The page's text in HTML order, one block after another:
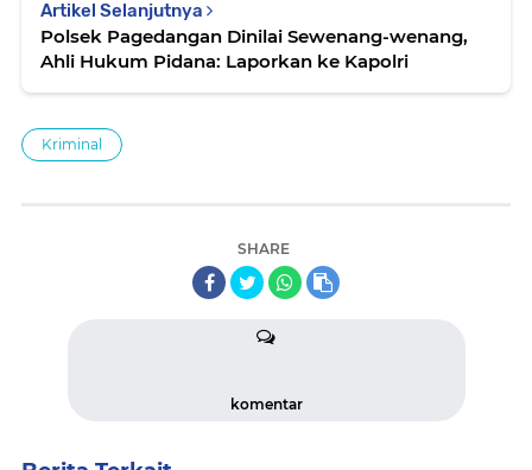
Artikel Selanjutnya
Polsek Pagedangan Dinilai Sewenang-wenang,
Ahli Hukum Pidana: Laporkan ke Kapolri
Kriminal
SHARE
komentar